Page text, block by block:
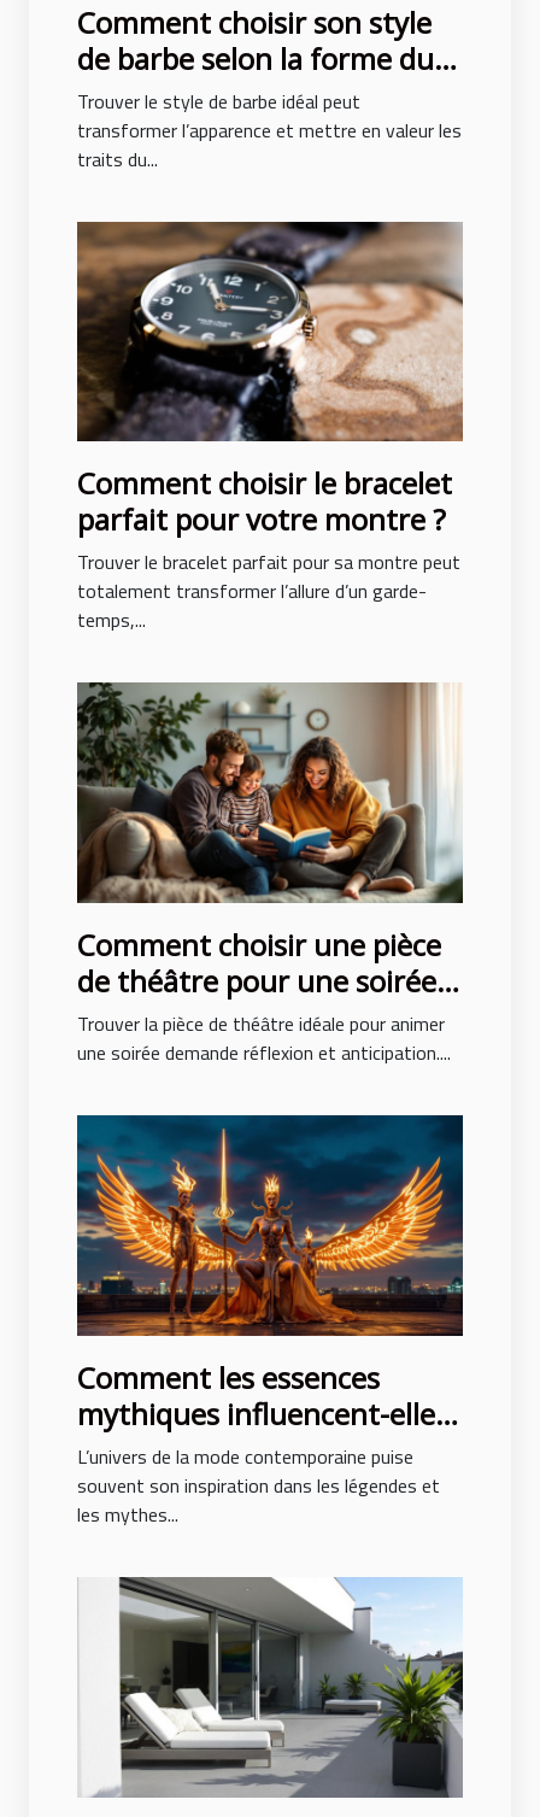
Comment choisir son style
de barbe selon la forme du
visage ?
Trouver le style de barbe idéal peut
transformer l’apparence et mettre en valeur les
traits du...
Comment choisir le bracelet
parfait pour votre montre ?
Trouver le bracelet parfait pour sa montre peut
totalement transformer l’allure d’un garde-
temps,...
Comment choisir une pièce
de théâtre pour une soirée
réussie ?
Trouver la pièce de théâtre idéale pour animer
une soirée demande réflexion et anticipation....
Comment les essences
mythiques influencent-elles
la mode contemporaine ?
L’univers de la mode contemporaine puise
souvent son inspiration dans les légendes et
les mythes...